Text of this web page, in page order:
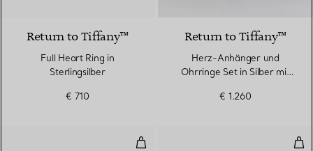
Return to Tiffany™
Full Heart Ring in
Sterlingsilber
€ 710
Return to Tiffany™
Herz-Anhänger und
Ohrringe Set in Silber mit
€ 1.260
Wickel-Kugelarmband in Silber